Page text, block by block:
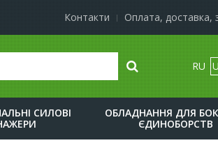
Контакти Оплата, доставка,
Пошук
RU
СИЛОВІ
ОБЛАДНАННЯ ДЛЯ
ЄДИНОБОРСТВ